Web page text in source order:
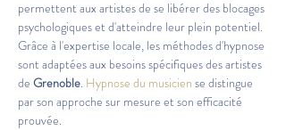
permettent aux artistes de se libérer des blocages
psychologiques et d'atteindre leur plein potentiel.
Grâce à l'expertise locale, les méthodes d'hypnose
sont adaptées aux besoins spécifiques des artistes
de Grenoble. Hypnose du musicien se distingue
par son approche sur mesure et son efficacité
prouvée.